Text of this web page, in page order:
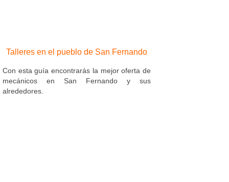
Talleres en el pueblo de San Fernando
Con esta guía encontrarás la mejor oferta de
mecánicos en San Fernando y sus
alrededores.